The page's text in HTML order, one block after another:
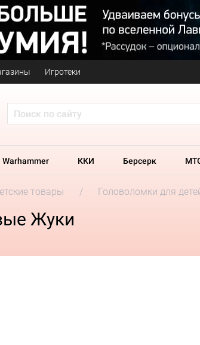
Игротеки
Warhammer ККИ Берсерк
товары Головоломки для
Жуки